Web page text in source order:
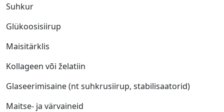
Suhkur
Glükoosisiirup
Maisitärklis
Kollageen või želatiin
Glaseerimisaine (nt suhkrusiirup, stabilisaatorid)
Maitse- ja värvaineid